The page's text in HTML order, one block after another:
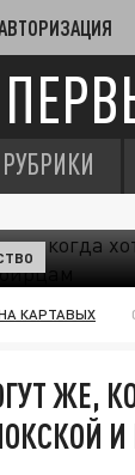
РУБРИКИ
КАРТАВЫХ
ЖЕ,
И